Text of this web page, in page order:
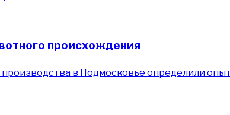
происхождения